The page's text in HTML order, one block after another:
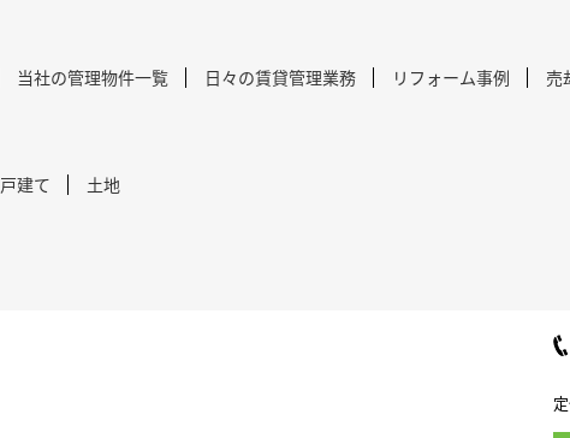
当社の管理物件一覧 日々の賃貸管理業務 リフォーム事例 売
戸建て 土地